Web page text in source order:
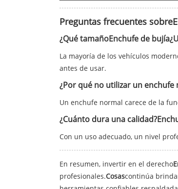
Preguntas frecuentes sobre
¿Qué tamañoEnchufe de bujía
La mayoría de los vehículos
antes de usar.
¿Por qué no utilizar un
Un enchufe normal carece de la
¿Cuánto dura una calidad?
Con un uso adecuado, un nivel
En resumen, invertir en el derecho
profesionales.Cosascontinúa